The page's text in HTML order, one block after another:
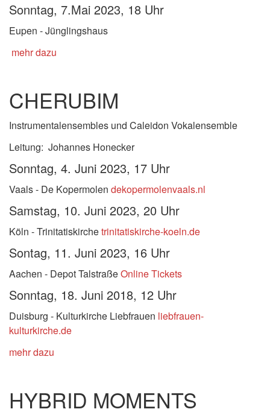
Sonntag, 7.Mai 2023, 18 Uhr
Eupen - Jünglingshaus
mehr dazu
CHERUBIM
Instrumentalensembles und Caleidon Vokalensemble
Leitung: Johannes Honecker
Sonntag, 4. Juni 2023, 17 Uhr
Vaals - De Kopermolen dekopermolenvaals.nl
Samstag, 10. Juni 2023, 20 Uhr
Köln - Trinitatiskirchetrinitatiskirche-koeln.de
Sontag, 11. Juni 2023, 16 Uhr
Aachen - Depot TalstraßeOnline Tickets
Sonntag, 18. Juni 2018, 12 Uhr
Duisburg - Kulturkirche Liebfrauen liebfrauen-
kulturkirche.de
mehr dazu
HYBRID MOMENTS